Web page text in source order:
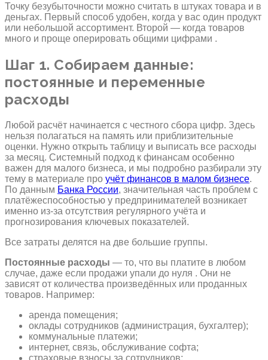
Точку безубыточности можно считать в штуках товара и в
деньгах. Первый способ удобен, когда у вас один продукт
или небольшой ассортимент. Второй — когда товаров
много и проще оперировать общими цифрами .
Шаг 1. Собираем данные:
постоянные и переменные
расходы
Любой расчёт начинается с честного сбора цифр. Здесь
нельзя полагаться на память или приблизительные
оценки. Нужно открыть таблицу и выписать все расходы
за месяц. Системный подход к финансам особенно
важен для малого бизнеса, и мы подробно разбирали эту
тему в материале про учёт финансов в малом бизнесе.
По данным Банка России, значительная часть проблем с
платёжеспособностью у предпринимателей возникает
именно из-за отсутствия регулярного учёта и
прогнозирования ключевых показателей.
Все затраты делятся на две большие группы.
Постоянные расходы — то, что вы платите в любом
случае, даже если продажи упали до нуля . Они не
зависят от количества произведённых или проданных
товаров. Например:
аренда помещения;
оклады сотрудников (администрация, бухгалтер);
коммунальные платежи;
интернет, связь, обслуживание софта;
страховые взносы за сотрудников;